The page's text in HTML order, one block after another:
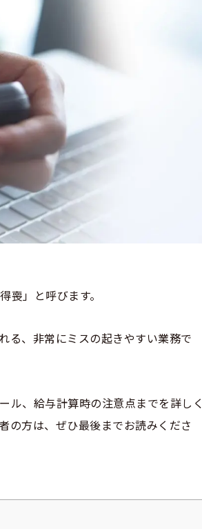
」と呼びます。
る、非常にミスの起きやすい業務で
ル、給与計算時の注意点までを詳しく
の方は、ぜひ最後までお読みくださ